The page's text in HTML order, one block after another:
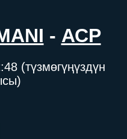
- АСР
(түзмөгүңүздүн